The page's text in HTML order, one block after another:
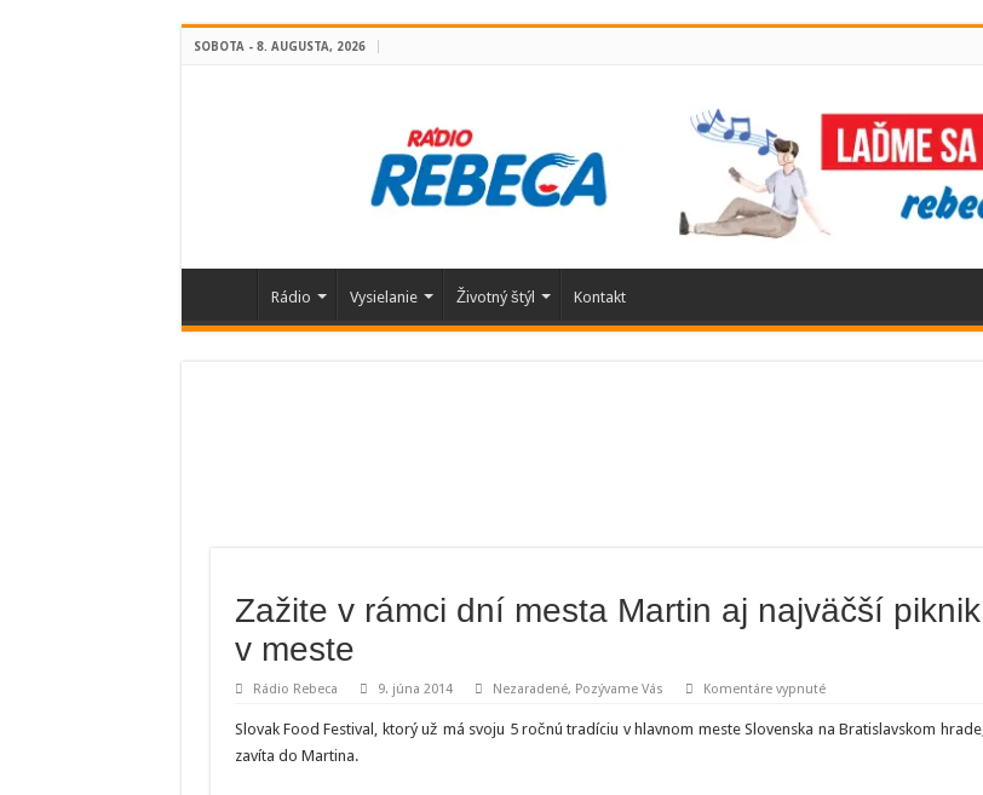
SOBOTA - 8. AUGUSTA, 2026
Rádio Vysielanie Životný štýl Kontakt
Zažite v rámci dní mesta Martin aj najväčší piknik
v meste
Rádio Rebeca 9. júna 2014 Nezaradené, Pozývame Vás Komentáre vypnuténa
rámci
Slovak Food Festival, ktorý už má svoju 5 ročnú tradíciu v hlavnom meste Slovenska na Bratislavskom hrade,
zavíta do Martina.